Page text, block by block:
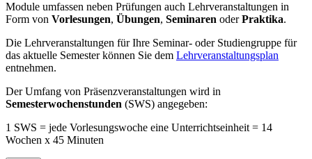
Module umfassen neben Prüfungen auch Lehrveranstaltungen in
Form von Vorlesungen, Übungen, Seminaren oderPraktika.
Die Lehrveranstaltungen für Ihre Seminar- oder Studiengruppe für
das aktuelle Semester können Sie dem Lehrveranstaltungsplan
entnehmen.
Der Umfang von Präsenzveranstaltungen wird in
Semesterwochenstunden (SWS) angegeben:
1 SWS = jede Vorlesungswoche eine Unterrichtseinheit = 14
Wochen x 45 Minuten